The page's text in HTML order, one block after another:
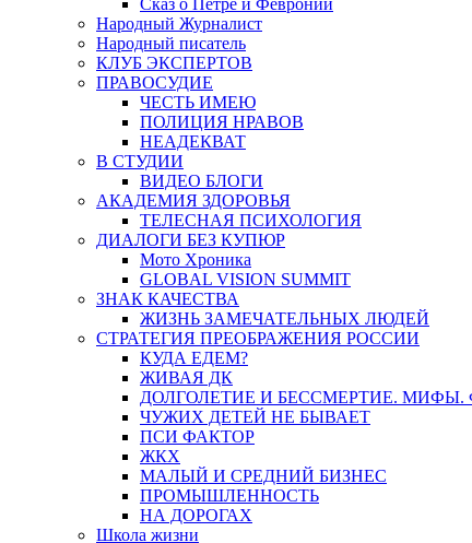
Сказ о Петре и Февронии
Народный Журналист
Народный писатель
КЛУБ ЭКСПЕРТОВ
ПРАВОСУДИЕ
ЧЕСТЬ ИМЕЮ
ПОЛИЦИЯ НРАВОВ
НЕАДЕКВАТ
В СТУДИИ
ВИДЕО БЛОГИ
АКАДЕМИЯ ЗДОРОВЬЯ
ТЕЛЕСНАЯ ПСИХОЛОГИЯ
ДИАЛОГИ БЕЗ КУПЮР
Мото Хроника
GLOBAL VISION SUMMIT
ЗНАК КАЧЕСТВА
ЖИЗНЬ ЗАМЕЧАТЕЛЬНЫХ ЛЮДЕЙ
СТРАТЕГИЯ ПРЕОБРАЖЕНИЯ РОССИИ
КУДА ЕДЕМ?
ЖИВАЯ ДК
ДОЛГОЛЕТИЕ И БЕССМЕРТИЕ.
ЧУЖИХ ДЕТЕЙ НЕ БЫВАЕТ
ПСИ ФАКТОР
ЖКХ
МАЛЫЙ И СРЕДНИЙ БИЗНЕС
ПРОМЫШЛЕННОСТЬ
НА ДОРОГАХ
Школа жизни